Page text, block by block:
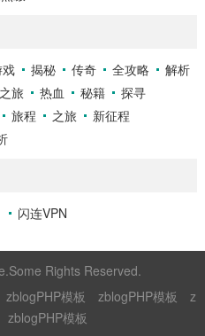
揭秘 传奇 全攻略
解析
旅 热血 秘籍
探寻
旅程 之旅
新征程
闪连VPN
Rights Reserved.
zblogPHP模板 zblogPHP模板
z
zblogPHP模板